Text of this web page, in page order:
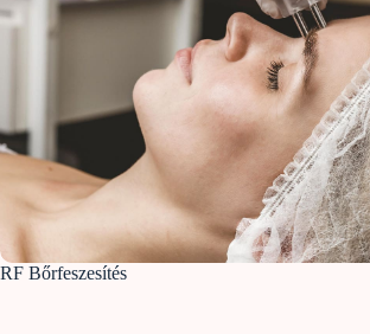
RF Bőrfeszesítés